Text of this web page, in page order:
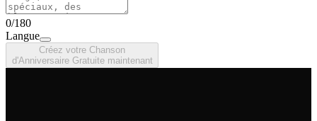
0/180
Langue
Créez votre Chanson
d'Anniversaire Gratuite maintenant